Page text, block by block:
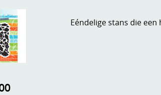
Eéndelige stans die